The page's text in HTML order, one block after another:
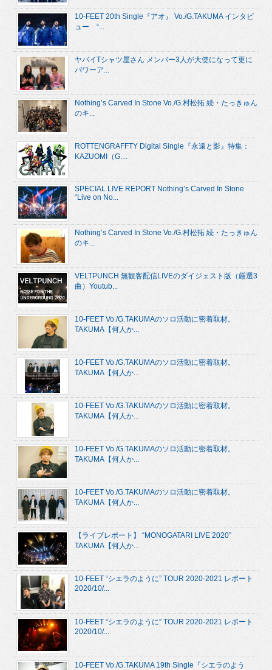
10-FEET 20th Single『アオ』 Vo./G.TAKUMA インタビ
ュー “...
ヤバイTシャツ屋さん メンバー3人が大使になって更に
パワーア...
Nothing’s Carved In Stone Vo./G.村松拓 続・たっきゅん
のキ...
ROTTENGRAFFTY Digital Single『永遠と影』特集：
KAZUOMI（G....
SPECIAL LIVE REPORT Nothing’s Carved In Stone
“Live on No...
Nothing’s Carved In Stone Vo./G.村松拓 続・たっきゅん
のキ...
VELTPUNCH 無観客配信LIVEのダイジェスト版（厳選3
曲）Youtub...
10-FEET Vo./G.TAKUMAのソロ活動に密着取材。
TAKUMA【何人か...
10-FEET Vo./G.TAKUMAのソロ活動に密着取材。
TAKUMA【何人か...
10-FEET Vo./G.TAKUMAのソロ活動に密着取材。
TAKUMA【何人か...
10-FEET Vo./G.TAKUMAのソロ活動に密着取材。
TAKUMA【何人か...
10-FEET Vo./G.TAKUMAのソロ活動に密着取材。
TAKUMA【何人か...
【ライブレポート】 “MONOGATARI LIVE 2020”
TAKUMA【何人か...
10-FEET “シエラのように” TOUR 2020-2021 レポート
2020/10/...
10-FEET “シエラのように” TOUR 2020-2021 レポート
2020/10/...
10-FEET Vo./G.TAKUMA 19th Single『シエラのよう